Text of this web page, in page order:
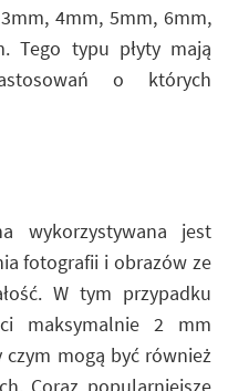
4mm, 5mm, 6mm,
Tego typu płyty mają
o których
wykorzystywana jest
fotografii i obrazów ze
W tym przypadku
maksymalnie 2 mm
czym mogą być również